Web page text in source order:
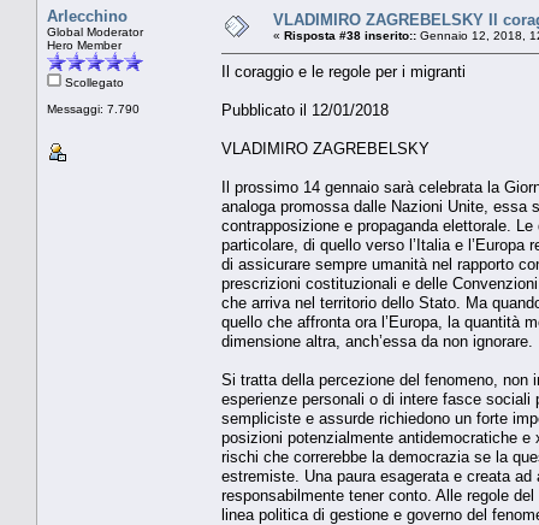
Arlecchino
Global Moderator
Hero Member
Scollegato
Messaggi: 7.790
VLADIMIRO ZAGREBELSKY Il
« Risposta #38 inserito:: Gennaio 12, 2018,
Il coraggio e le regole per i migranti
Pubblicato il 12/01/2018
VLADIMIRO ZAGREBELSKY
Il prossimo 14 gennaio sarà celebrata la
analoga promossa dalle Nazioni Unite, essa
contrapposizione e propaganda elettorale.
particolare, di quello verso l’Italia e
di assicurare sempre umanità nel rapporto
prescrizioni costituzionali e delle
che arriva nel territorio dello Stato. Ma
quello che affronta ora l’Europa, la quantità
dimensione altra, anch’essa da non ignorare.
Si tratta della percezione del fenomeno, non
esperienze personali o di intere fasce sociali
sempliciste e assurde richiedono un forte
posizioni potenzialmente antidemocratiche
rischi che correrebbe la democrazia se la
estremiste. Una paura esagerata e creata
responsabilmente tener conto. Alle regole
linea politica di gestione e governo del